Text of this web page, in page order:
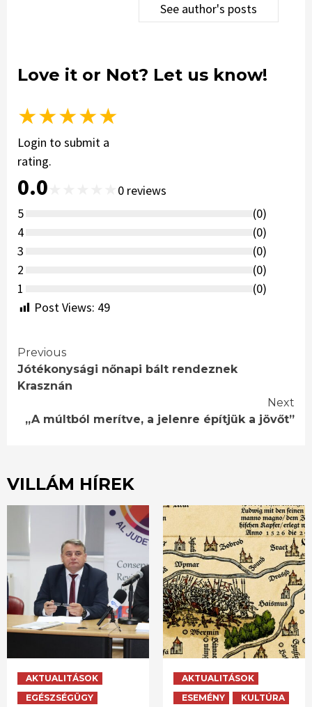
See author's posts
Love it or Not? Let us know!
★★★★★
Login to submit a
rating.
0.0 0 reviews
5
(0)
4
(0)
3
(0)
2
(0)
1
(0)
Post Views: 49
Continue
Reading
Previous
Jótékonysági nőnapi bált rendeznek
Krasznán
Next
,,A múltból merítve, a jelenre építjük a jövőt”
VILLÁM HÍREK
AKTUALITÁSOK
EGÉSZSÉGÜGY
AKTUALITÁSOK
ESEMÉNY
KULTÚRA